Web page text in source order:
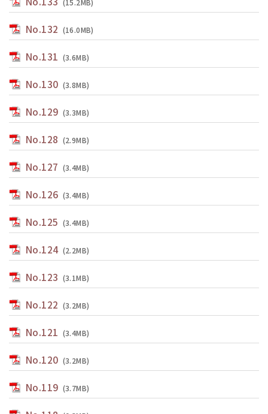
No.132 (16.0MB)
No.131 (3.6MB)
No.130 (3.8MB)
No.129 (3.3MB)
No.128 (2.9MB)
No.127 (3.4MB)
No.126 (3.4MB)
No.125 (3.4MB)
No.124 (2.2MB)
No.123 (3.1MB)
No.122 (3.2MB)
No.121 (3.4MB)
No.120 (3.2MB)
No.119 (3.7MB)